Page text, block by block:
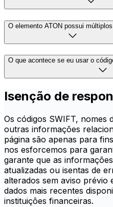
O elemento ATON possui
O que acontece se eu usar o
Isenção de
Os códigos SWIFT, nomes
outras informações
página são apenas para
nos esforcemos para
garante que as
atualizadas ou isentas de
alterados sem aviso prévio
dados mais recentes
instituições financeiras.